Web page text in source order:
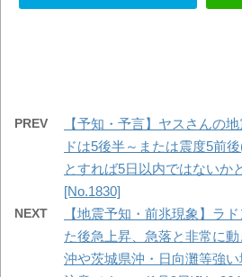
PREV
【予知・予言】ヤスさんの
ドは5後半～または震度5前
とすれば5日以内ではないか
[No.1830]
NEXT
【地震予知・前兆現象】ラ
た後急上昇、急落と非常に
沖や茨城県沖・日向灘等強